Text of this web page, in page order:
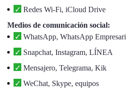
Redes Wi-Fi, iCloud Drive
Medios de comunicación social:
WhatsApp, WhatsApp
Snapchat, Instagram, LÍNEA
Mensajero, Telegrama, Kik
WeChat, Skype, equipos